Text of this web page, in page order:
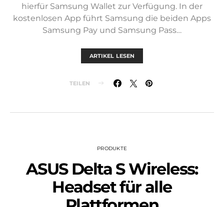
hierfür Samsung Wallet zur Verfügung. In der
kostenlosen App führt Samsung die beiden Apps
Samsung Pay und Samsung Pass…
ARTIKEL LESEN
TEILEN
PRODUKTE
ASUS Delta S Wireless:
Headset für alle